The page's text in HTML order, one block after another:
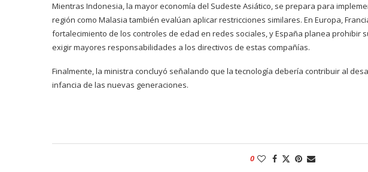
Mientras Indonesia, la mayor economía del Sudeste Asiático, se prepara para
región como Malasia también evalúan aplicar restricciones similares. En Europa,
fortalecimiento de los controles de edad en redes sociales, y España planea prohibir
exigir mayores responsabilidades a los directivos de estas compañías.
Finalmente, la ministra concluyó señalando que la tecnología debería contribuir al
infancia de las nuevas generaciones.
0